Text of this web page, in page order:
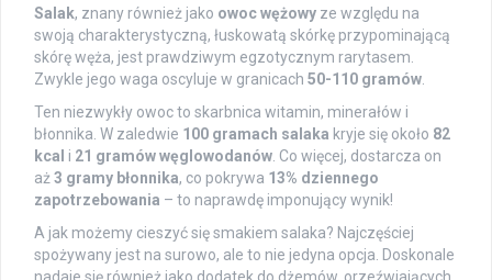
Salak, znany również jako owoc wężowy ze względu na
swoją charakterystyczną, łuskowatą skórkę przypominającą
skórę węża, jest prawdziwym egzotycznym rarytasem.
Zwykle jego waga oscyluje w granicach 50-110 gramów.
Ten niezwykły owoc to skarbnica witamin, minerałów i
błonnika. W zaledwie 100 gramach salaka kryje się około 82
kcal i 21 gramów węglowodanów. Co więcej, dostarcza on
aż3 gramy błonnika, co pokrywa 13% dziennego
zapotrzebowania – to naprawdę imponujący wynik!
A jak możemy cieszyć się smakiem salaka? Najczęściej
spożywany jest na surowo, ale to nie jedyna opcja. Doskonale